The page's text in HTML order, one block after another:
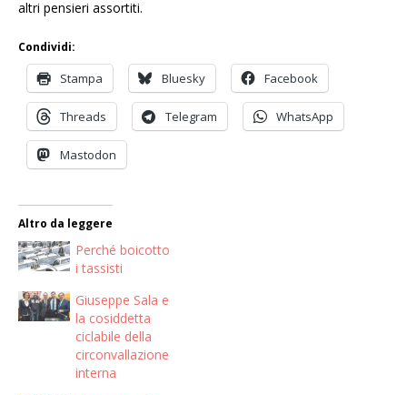
altri pensieri assortiti.
Condividi:
Stampa Bluesky Facebook
Threads Telegram WhatsApp
Mastodon
Altro da leggere
Perché boicotto
i tassisti
Giuseppe Sala e
la cosiddetta
ciclabile della
circonvallazione
interna